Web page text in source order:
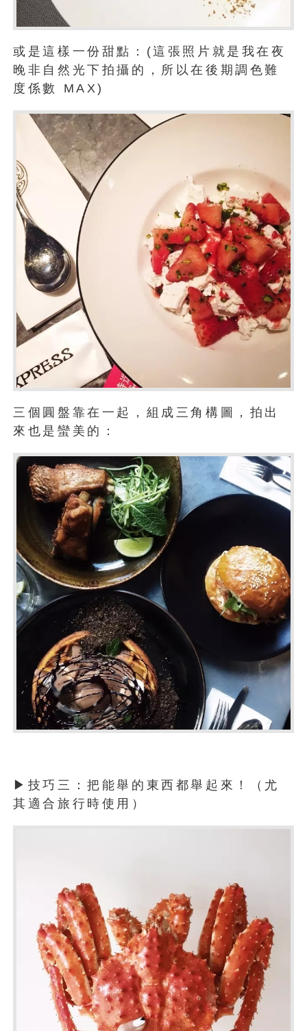
或是這樣一份甜點：(這張照片就是我在夜
晚非自然光下拍攝的，所以在後期調色難
度係數 MAX)
三個圓盤靠在一起，組成三角構圖，拍出
來也是蠻美的：
▶技巧三：把能舉的東西都舉起來！（尤
其適合旅行時使用）